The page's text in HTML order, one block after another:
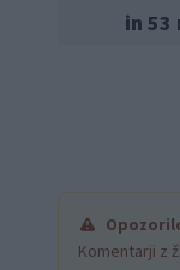
in 53
Komentarji z